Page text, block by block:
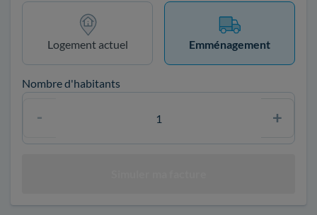
Logement actuel Emménagement
Nombre d'habitants